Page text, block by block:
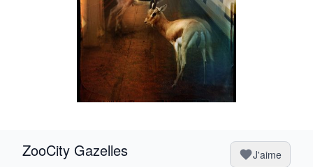
ZooCity Gazelles J'aime